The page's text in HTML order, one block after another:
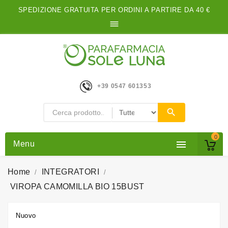
SPEDIZIONE GRATUITA PER ORDINI A PARTIRE DA 40 €

0
+39 0547 601353

Menu
Home
INTEGRATORI
VIROPA CAMOMILLA BIO 15BUST
Nuovo